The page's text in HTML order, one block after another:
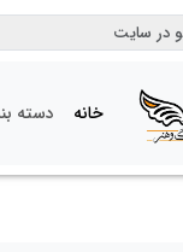
خانه دسته